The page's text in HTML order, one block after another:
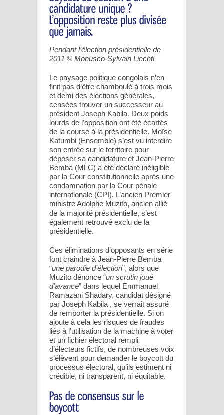
Pendant l’élection présidentielle de
2011 © Monusco-Sylvain Liechti
Le paysage politique congolais n’en
finit pas d’être chamboulé à trois mois
et demi des élections générales,
censées trouver un successeur au
président Joseph Kabila. Deux poids
lourds de l’opposition ont été écartés
de la course à la présidentielle. Moïse
Katumbi (Ensemble) s’est vu interdire
son entrée sur le territoire pour
déposer sa candidature et Jean-Pierre
Bemba (MLC) a été déclaré inéligible
par la Cour constitutionnelle après une
condamnation par la Cour pénale
internationale (CPI). L’ancien Premier
ministre Adolphe Muzito, ancien allié
de la majorité présidentielle, s’est
également retrouvé exclu de la
présidentielle.
Ces éliminations d’opposants en série
font craindre à Jean-Pierre Bemba
“une parodie d’élection”, alors que
Muzito dénonce “un scrutin joué
d’avance” dans lequel Emmanuel
Ramazani Shadary, candidat désigné
par Joseph Kabila , se verrait assuré
de remporter la présidentielle. Si on
ajoute à cela les risques de fraudes
liés à l’utilisation de la machine à voter
et un fichier électoral rempli
d’électeurs fictifs, de nombreuses voix
s’élèvent pour demander le boycott du
processus électoral, qu’ils estiment ni
crédible, ni transparent, ni équitable.